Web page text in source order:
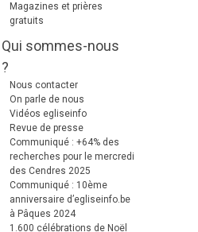
!
Magazines et prières
gratuits
Qui sommes-nous
?
Nous contacter
On parle de nous
Vidéos egliseinfo
Revue de presse
Communiqué : +64% des
recherches pour le mercredi
des Cendres 2025
Communiqué : 10ème
anniversaire d’egliseinfo.be
à Pâques 2024
1.600 célébrations de Noël